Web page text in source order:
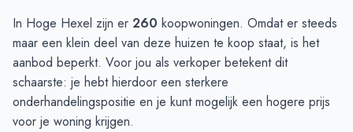
In Hoge Hexel zijn er 260 koopwoningen. Omdat er steeds
maar een klein deel van deze huizen te koop staat, is het
aanbod beperkt. Voor jou als verkoper betekent dit
schaarste: je hebt hierdoor een sterkere
onderhandelingspositie en je kunt mogelijk een hogere prijs
voor je woning krijgen.